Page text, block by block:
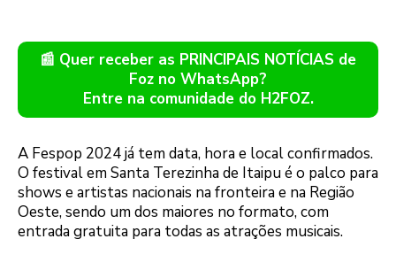
📰 Quer receber as PRINCIPAIS NOTÍCIAS de
Foz no WhatsApp?
Entre na comunidade do H2FOZ.
A Fespop 2024 já tem data, hora e local confirmados.
O festival em Santa Terezinha de Itaipu é o palco para
shows e artistas nacionais na fronteira e na Região
Oeste, sendo um dos maiores no formato, com
entrada gratuita para todas as atrações musicais.